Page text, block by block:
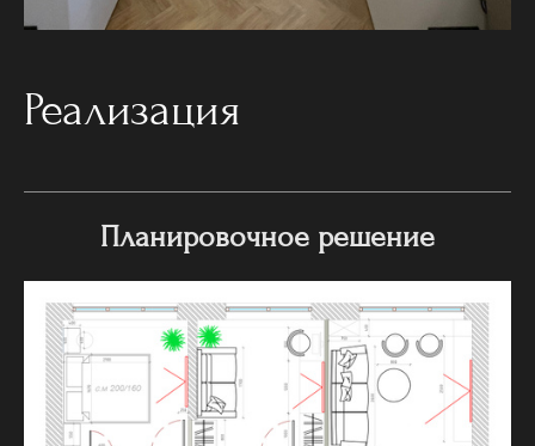
Реализация
Планировочное решение